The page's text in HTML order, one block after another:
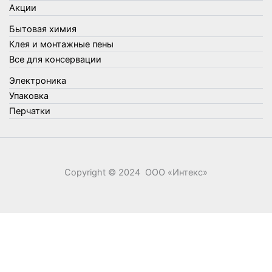
Фонари, лампы и удлинители
Хозяйственные товары
Швабры, стекломои, черенки и насадки
Шнуры, веревки и шпагаты
Электроника
Элементы питания
Акции
Бытовая химия
Клея и монтажные пены
Все для консервации
Электроника
Упаковка
Перчатки
Copyright © 2024 ООО «‎Интекс»‎